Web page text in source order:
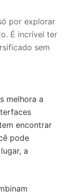
por explorar
É incrível ter
sem
melhora a
encontrar
pode
a